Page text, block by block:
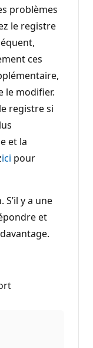
problèmes
le registre
ces
le modifier.
registre si
et la
ici pour
y a une
et